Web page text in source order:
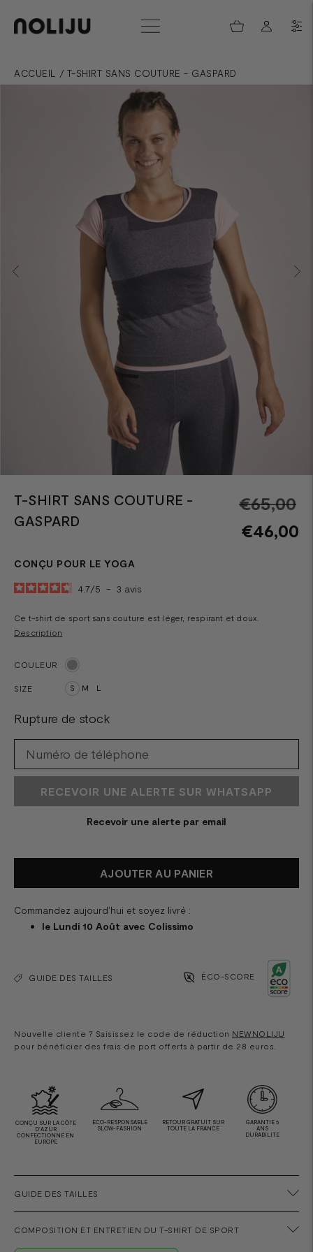
ACCUEIL / T-SHIRT SANS COUTURE - GASPARD
T-SHIRT SANS COUTURE -
GASPARD
€65,00
€46,00
CONÇU POUR LE YOGA
4.7/5 - 3 avis
Ce t-shirt de sport sans couture est léger, respirant et doux.
Description
COULEUR
SIZE S M L
Rupture de stock
RECEVOIR UNE ALERTE SUR WHATSAPP
Recevoir une alerte par email
AJOUTER AU PANIER
Commandez aujourd'hui et soyez livré :
le Lundi 10 Août avec Colissimo
GUIDE DES TAILLES ÉCO-SCORE
Nouvelle cliente ? Saisissez le code de réduction NEWNOLIJU
pour bénéficier des frais de port offerts à partir de 28 euros.
CONÇU SUR LA CÔTE
D'AZUR
CONFECTIONNÉ EN
EUROPE
ECO-RESPONSABLE
SLOW-FASHION
RETOUR GRATUIT SUR
TOUTE LA FRANCE
GARANTIE 5
ANS
DURABILITE
GUIDE DES TAILLES
COMPOSITION ET ENTRETIEN DU T-SHIRT DE SPORT